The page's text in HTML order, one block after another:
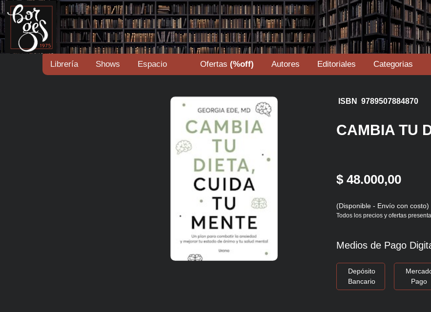
Librería Shows Espacio Ofertas (%off) Autores Editoriales Categorias
ISBN 9789507884870
CAMBIA TU
$ 48.000,00
(Disponible - Envío con costo)
Todos los precios y ofertas
Medios de Pago
Depósito
Bancario
Pago